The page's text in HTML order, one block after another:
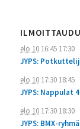
elo 1016:45 17:30
JYPS:
elo 1017:30 18:45
JYPS: Nappulat
elo 1017:30 18:30
JYPS: BMX-